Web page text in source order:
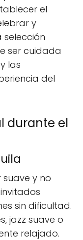
el
y
selección
ser cuidada
las
del
durante el
y no
sin dificultad.
jazz suave o
relajado.